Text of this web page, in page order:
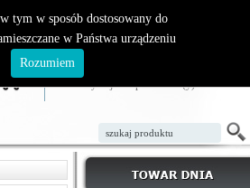
TWÓJ KOSZYK
W koszyku jest 0 produktów(y)
ZAŁÓŻ KONTO LOGOWANIE
tym w sposób dostosowany do
w Państwa urządzeniu
Rozumiem